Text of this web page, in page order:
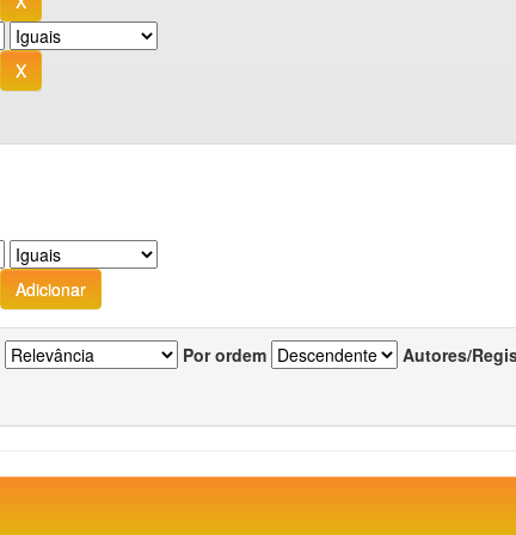
Por ordem Autores/